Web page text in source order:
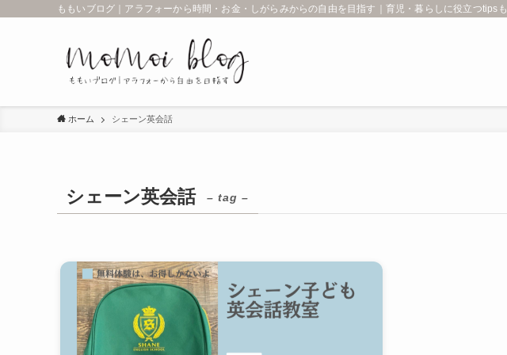
ももいブログ｜アラフォーから時間・お金・しがらみからの自由を目指す｜育児・暮らしに役立つtipsも
ホーム シェーン英会話
シェーン英会話 – tag –